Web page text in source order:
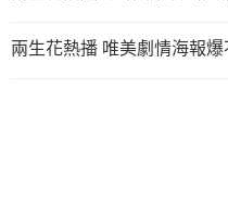
兩生花熱播 唯美劇情海報爆